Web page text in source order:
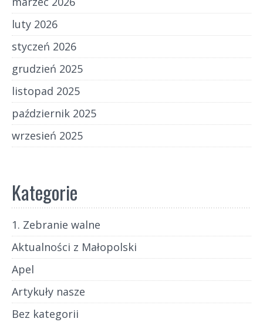
luty 2026
styczeń 2026
grudzień 2025
listopad 2025
październik 2025
wrzesień 2025
Kategorie
1. Zebranie walne
Aktualności z Małopolski
Apel
Artykuły nasze
Bez kategorii